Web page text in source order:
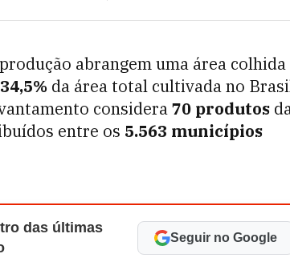
abrangem uma área colhida
34,5% da área total cultivada no
considera70 produtos
entre os 5.563 municípios
das últimas
Seguir no Google